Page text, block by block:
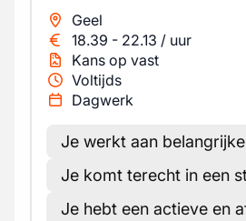
Geel
18.39 - 22.13 / uur
Kans op vast
Voltijds
Dagwerk
Je werkt aan
Je komt terecht in een
Je hebt een actieve en